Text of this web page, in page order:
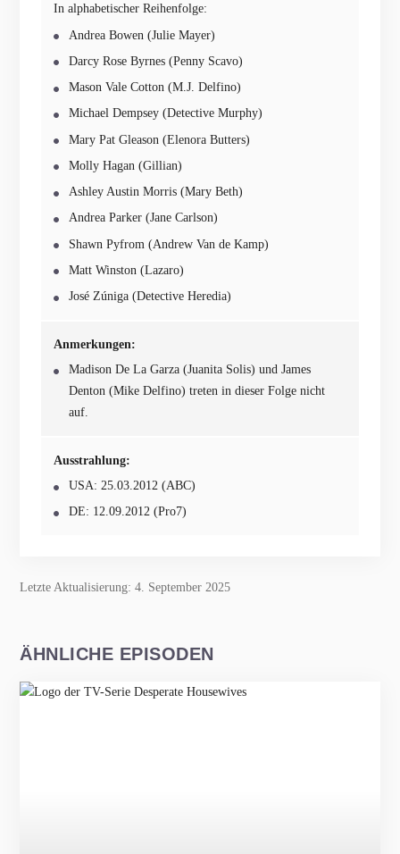
In alphabetischer Reihenfolge:
Andrea Bowen (Julie Mayer)
Darcy Rose Byrnes (Penny Scavo)
Mason Vale Cotton (M.J. Delfino)
Michael Dempsey (Detective Murphy)
Mary Pat Gleason (Elenora Butters)
Molly Hagan (Gillian)
Ashley Austin Morris (Mary Beth)
Andrea Parker (Jane Carlson)
Shawn Pyfrom (Andrew Van de Kamp)
Matt Winston (Lazaro)
José Zúniga (Detective Heredia)
Anmerkungen:
Madison De La Garza (Juanita Solis) und James
Denton (Mike Delfino) treten in dieser Folge nicht
auf.
Ausstrahlung:
USA: 25.03.2012 (ABC)
DE: 12.09.2012 (Pro7)
Letzte Aktualisierung: 4. September 2025
ÄHNLICHE EPISODEN